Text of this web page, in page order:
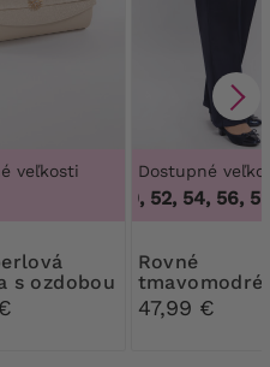
58
veľkosti
s ozdobou
Dostupné
48, 50, 52, 54, 56,
Rovné
tmavomodré
jednofarebné
nohavice
47,99 €